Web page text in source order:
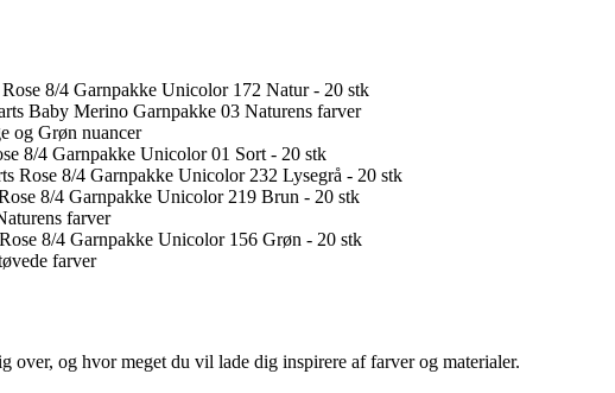
8/4 Garnpakke Unicolor 172 Natur - 20 stk
Baby Merino Garnpakke 03 Naturens farver
og Grøn nuancer
8/4 Garnpakke Unicolor 01 Sort - 20 stk
Rose 8/4 Garnpakke Unicolor 232 Lysegrå - 20 stk
8/4 Garnpakke Unicolor 219 Brun - 20 stk
farver
8/4 Garnpakke Unicolor 156 Grøn - 20 stk
farver
over, og hvor meget du vil lade dig inspirere af farver og materialer.